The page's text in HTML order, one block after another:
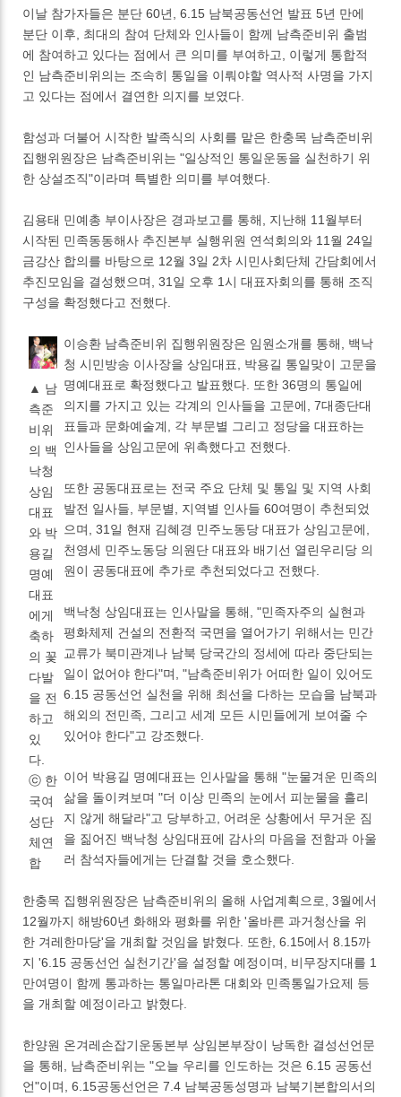
이날 참가자들은 분단 60년, 6.15 남북공동선언 발표 5년 만에
분단 이후, 최대의 참여 단체와 인사들이 함께 남측준비위 출범
에 참여하고 있다는 점에서 큰 의미를 부여하고, 이렇게 통합적
인 남측준비위의는 조속히 통일을 이뤄야할 역사적 사명을 가지
고 있다는 점에서 결연한 의지를 보였다.
함성과 더불어 시작한 발족식의 사회를 맡은 한충목 남측준비위
집행위원장은 남측준비위는 "일상적인 통일운동을 실천하기 위
한 상설조직"이라며 특별한 의미를 부여했다.
김용태 민예총 부이사장은 경과보고를 통해, 지난해 11월부터
시작된 민족동동해사 추진본부 실행위원 연석회의와 11월 24일
금강산 합의를 바탕으로 12월 3일 2차 시민사회단체 간담회에서
추진모임을 결성했으며, 31일 오후 1시 대표자회의를 통해 조직
구성을 확정했다고 전했다.
▲ 남
측준
비위
의 백
낙청
상임
대표
와 박
용길
명예
대표
에게
축하
의 꽃
다발
을 전
하고
있
다.
ⓒ 한
국여
성단
체연
합
이승환 남측준비위 집행위원장은 임원소개를 통해, 백낙
청 시민방송 이사장을 상임대표, 박용길 통일맞이 고문을
명예대표로 확정했다고 발표했다. 또한 36명의 통일에
의지를 가지고 있는 각계의 인사들을 고문에, 7대종단대
표들과 문화예술계, 각 부문별 그리고 정당을 대표하는
인사들을 상임고문에 위촉했다고 전했다.
또한 공동대표로는 전국 주요 단체 및 통일 및 지역 사회
발전 일사들, 부문별, 지역별 인사들 60여명이 추천되었
으며, 31일 현재 김혜경 민주노동당 대표가 상임고문에,
천영세 민주노동당 의원단 대표와 배기선 열린우리당 의
원이 공동대표에 추가로 추천되었다고 전했다.
백낙청 상임대표는 인사말을 통해, "민족자주의 실현과
평화체제 건설의 전환적 국면을 열어가기 위해서는 민간
교류가 북미관계나 남북 당국간의 정세에 따라 중단되는
일이 없어야 한다"며, "남측준비위가 어떠한 일이 있어도
6.15 공동선언 실천을 위해 최선을 다하는 모습을 남북과
해외의 전민족, 그리고 세계 모든 시민들에게 보여줄 수
있어야 한다"고 강조했다.
이어 박용길 명예대표는 인사말을 통해 "눈물겨운 민족의
삶을 돌이켜보며 "더 이상 민족의 눈에서 피눈물을 흘리
지 않게 해달라"고 당부하고, 어려운 상황에서 무거운 짐
을 짊어진 백낙청 상임대표에 감사의 마음을 전함과 아울
러 참석자들에게는 단결할 것을 호소했다.
한충목 집행위원장은 남측준비위의 올해 사업계획으로, 3월에서
12월까지 해방60년 화해와 평화를 위한 '올바른 과거청산을 위
한 겨레한마당'을 개최할 것임을 밝혔다. 또한, 6.15에서 8.15까
지 '6.15 공동선언 실천기간'을 설정할 예정이며, 비무장지대를 1
만여명이 함께 통과하는 통일마라톤 대회와 민족통일가요제 등
을 개최할 예정이라고 밝혔다.
한양원 온겨레손잡기운동본부 상임본부장이 낭독한 결성선언문
을 통해, 남측준비위는 "오늘 우리를 인도하는 것은 6.15 공동선
언"이며, 6.15공동선언은 7.4 남북공동성명과 남북기본합의서의